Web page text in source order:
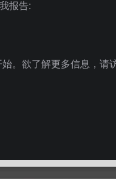
报告:
欲了解更多信息，请